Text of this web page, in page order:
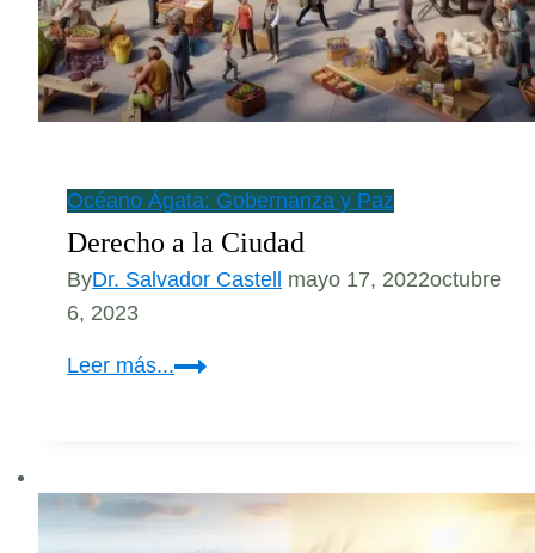
Océano Ágata: Gobernanza y Paz
Derecho a la Ciudad
ByDr. Salvador Castell mayo 17, 2022octubre
6, 2023
Leer más...Derecho